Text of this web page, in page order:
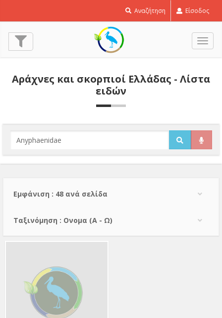
Αναζήτηση Είσοδος
Αράχνες και σκορπιοί Ελλάδας - Λίστα
ειδών
Εμφάνιση : 48 ανά σελίδα
Тαξινόμηση : Ονομα (A - Ω)